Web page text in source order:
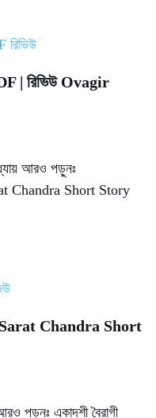
| রিভিউ Ovagir
আরও পড়ুনঃ
Chandra Short Story
| Sarat Chandra Short
পড়ুনঃ একাদশী বৈরাগী